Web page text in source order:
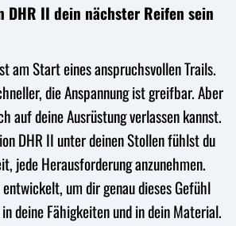
DHR II dein nächster Reifen sein
am Start eines anspruchsvollen Trails.
die Anspannung ist greifbar. Aber
auf deine Ausrüstung verlassen kannst.
DHR II unter deinen Stollen fühlst du
jede Herausforderung anzunehmen.
um dir genau dieses Gefühl
deine Fähigkeiten und in dein Material.